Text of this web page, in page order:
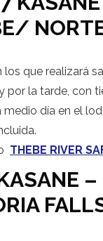
los que realizará
por la tarde, con
medio día en el
THEBE RIVER
–